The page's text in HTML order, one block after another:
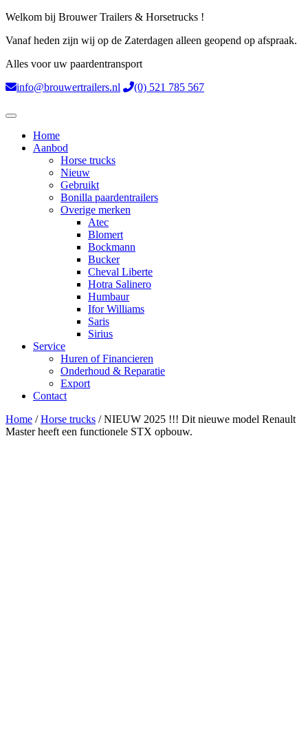
Welkom bij Brouwer Trailers & Horsetrucks !
Vanaf heden zijn wij op de Zaterdagen alleen geopend op afspraak.
Alles voor uw paardentransport
info@brouwertrailers.nl
(0) 521 785 567
Home
Aanbod
Horse trucks
Nieuw
Gebruikt
Bonilla paardentrailers
Overige merken
Atec
Blomert
Bockmann
Bucker
Cheval Liberte
Hotra Salinero
Humbaur
Ifor Williams
Saris
Sirius
Service
Huren of Financieren
Onderhoud & Reparatie
Export
Contact
Home /Horse trucks / NIEUW 2025 !!! Dit nieuwe model Renault
Master heeft een functionele STX opbouw.